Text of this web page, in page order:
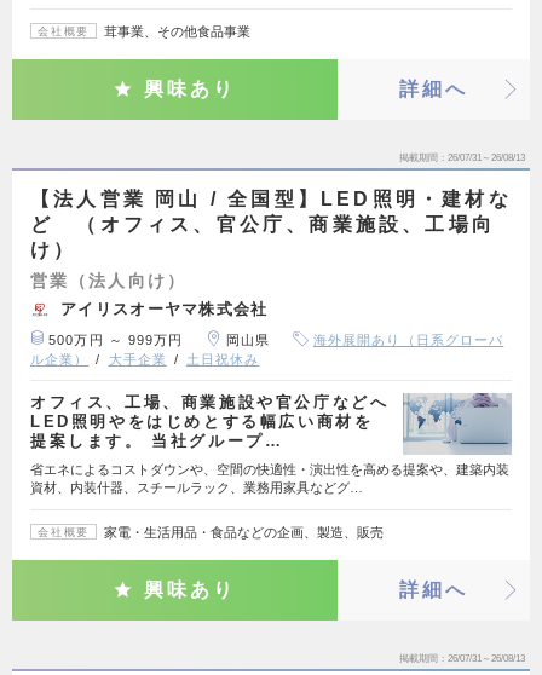
会社概要 茸事業、その他食品事業
興味あり 詳細へ
掲載期間 26/07/31～26/08/13
【法人営業 岡山 / 全国型】LED照明・建材な
ど （オフィス、官公庁、商業施設、工場向
け）
営業（法人向け）
アイリスオーヤマ株式会社
500万円 ～ 999万円 岡山県
海外展開あり（日系グローバ
ル企業）
大手企業 土日祝休み
オフィス、工場、商業施設や官公庁などへ
LED照明やをはじめとする幅広い商材を
提案します。 当社グループ…
省エネによるコストダウンや、空間の快適性・演出性を高める提案や、建築内装
資材、内装什器、スチールラック、業務用家具などグ…
会社概要 家電・生活用品・食品などの企画、製造、販売
興味あり 詳細へ
掲載期間 26/07/31～26/08/13